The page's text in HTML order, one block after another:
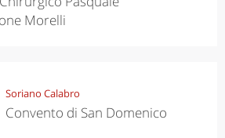
Morelli
Soriano Calabro
Convento di San Domenico